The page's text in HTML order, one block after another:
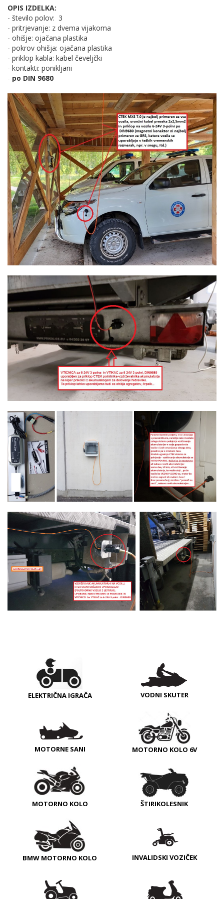
OPIS IZDELKA:
- število polov: 3
- pritrjevanje: z dvema vijakoma
- ohišje: ojačana plastika
- pokrov ohišja: ojačana plastika
- priklop kabla: kabel čeveljčki
- kontakti: ponikljani
- ​ po DIN 9680
ELEKTRIČNA IGRAČA VODNI SKUTER
MOTORNE SANI MOTORNO KOLO 6V
MOTORNO KOLO ŠTIRIKOLESNIK
BMW MOTORNO KOLO INVALIDSKI VOZIČEK